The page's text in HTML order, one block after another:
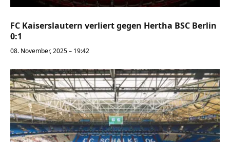
FC Kaiserslautern verliert gegen Hertha BSC Berlin
0:1
08. November, 2025 – 19:42